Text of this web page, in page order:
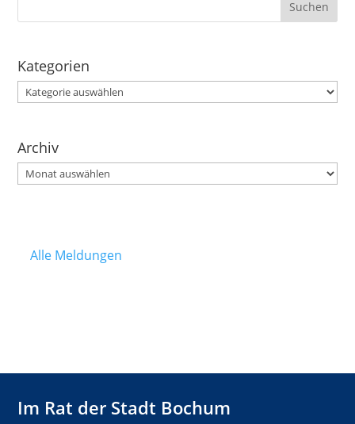
Kategorien
Kategorien
Archiv
Archiv
Alle Meldungen
Im Rat der Stadt Bochum